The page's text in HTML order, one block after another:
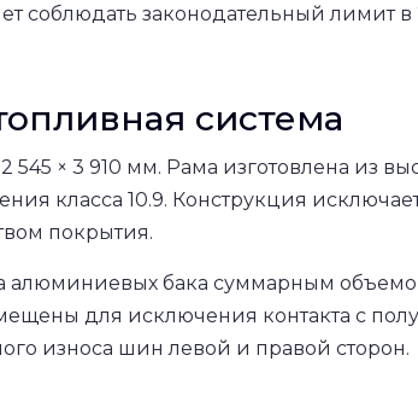
соблюдать законодательный
система
545 × 3 910 мм. Рама изготовлена
класса 10.9. Конструкция
покрытия.
алюминиевых бака суммарным
для исключения контакта с
износа шин левой и правой сторон.